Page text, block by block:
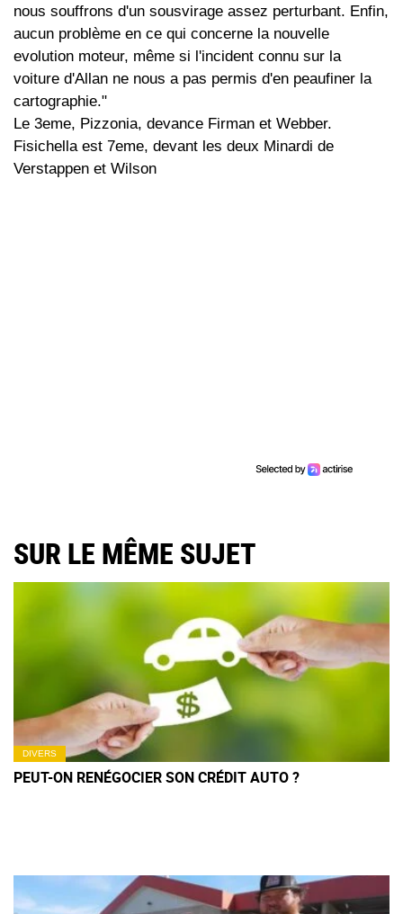
nous souffrons d'un sousvirage assez perturbant. Enfin,
aucun problème en ce qui concerne la nouvelle
evolution moteur, même si l'incident connu sur la
voiture d'Allan ne nous a pas permis d'en peaufiner la
cartographie."
Le 3eme, Pizzonia, devance Firman et Webber.
Fisichella est 7eme, devant les deux Minardi de
Verstappen et Wilson
SUR LE MÊME SUJET
DIVERS
PEUT-ON RENÉGOCIER SON CRÉDIT AUTO ?